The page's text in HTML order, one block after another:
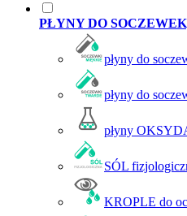
PŁYNY DO
płyny do
płyny do
płyny
SÓL
KROPLE do